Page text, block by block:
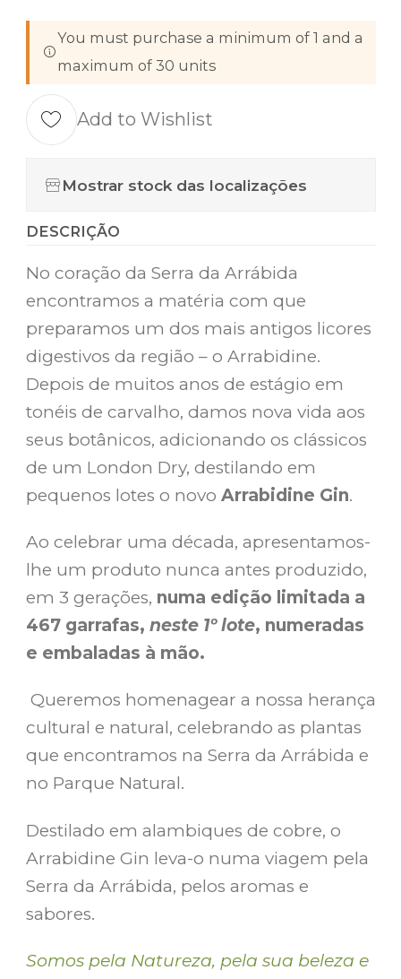
You must purchase a minimum of 1 and a
maximum of 30 units
Add to Wishlist
Mostrar stock das localizações
DESCRIÇÃO
No coração da Serra da Arrábida
encontramos a matéria com que
preparamos um dos mais antigos licores
digestivos da região – o Arrabidine.
Depois de muitos anos de estágio em
tonéis de carvalho, damos nova vida aos
seus botânicos, adicionando os clássicos
de um London Dry, destilando em
pequenos lotes o novo Arrabidine Gin.
Ao celebrar uma década, apresentamos-
lhe um produto nunca antes produzido,
em 3 gerações, numa edição limitada a
467 garrafas, neste 1º lote, numeradas
e embaladas à mão.
Queremos homenagear a nossa herança
cultural e natural, celebrando as plantas
que encontramos na Serra da Arrábida e
no Parque Natural.
Destilado em alambiques de cobre, o
Arrabidine Gin leva-o numa viagem pela
Serra da Arrábida, pelos aromas e
sabores.
Somos pela Natureza, pela sua beleza e